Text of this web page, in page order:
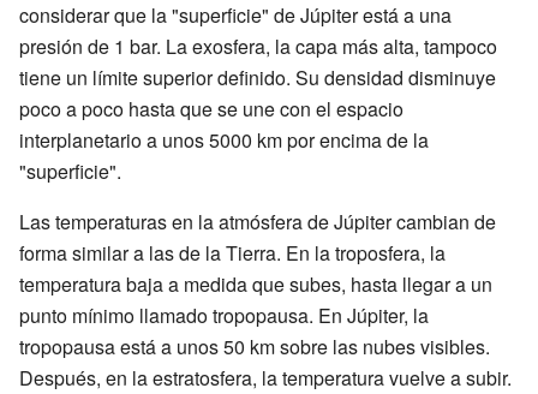
considerar que la "superficie" de Júpiter está a una
presión de 1 bar. La exosfera, la capa más alta, tampoco
tiene un límite superior definido. Su densidad disminuye
poco a poco hasta que se une con el espacio
interplanetario a unos 5000 km por encima de la
"superficie".
Las temperaturas en la atmósfera de Júpiter cambian de
forma similar a las de la Tierra. En la troposfera, la
temperatura baja a medida que subes, hasta llegar a un
punto mínimo llamado tropopausa. En Júpiter, la
tropopausa está a unos 50 km sobre las nubes visibles.
Después, en la estratosfera, la temperatura vuelve a subir.